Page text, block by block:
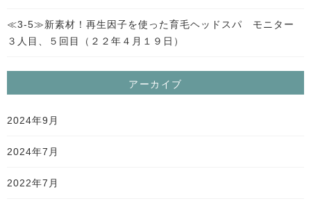
≪3-5≫新素材！再生因子を使った育毛ヘッドスパ モニター
３人目、５回目（２２年４月１９日）
アーカイブ
2024年9月
2024年7月
2022年7月